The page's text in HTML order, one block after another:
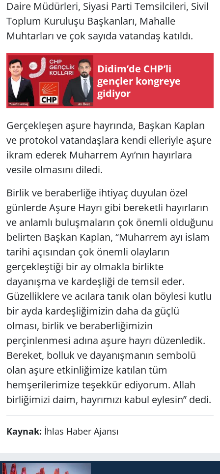
Daire Müdürleri, Siyasi Parti Temsilcileri, Sivil
Toplum Kuruluşu Başkanları, Mahalle
Muhtarları ve çok sayıda vatandaş katıldı.
Didim’de CHP’li
gençler kongreye
gidiyor
Gerçekleşen aşure hayrında, Başkan Kaplan
ve protokol vatandaşlara kendi elleriyle aşure
ikram ederek Muharrem Ayı’nın hayırlara
vesile olmasını diledi.
Birlik ve beraberliğe ihtiyaç duyulan özel
günlerde Aşure Hayrı gibi bereketli hayırların
ve anlamlı buluşmaların çok önemli olduğunu
belirten Başkan Kaplan, “Muharrem ayı islam
tarihi açısından çok önemli olayların
gerçekleştiği bir ay olmakla birlikte
dayanışma ve kardeşliği de temsil eder.
Güzelliklere ve acılara tanık olan böylesi kutlu
bir ayda kardeşliğimizin daha da güçlü
olması, birlik ve beraberliğimizin
perçinlenmesi adına aşure hayrı düzenledik.
Bereket, bolluk ve dayanışmanın sembolü
olan aşure etkinliğimize katılan tüm
hemşerilerimize teşekkür ediyorum. Allah
birliğimizi daim, hayrımızı kabul eylesin” dedi.
Kaynak: İhlas Haber Ajansı